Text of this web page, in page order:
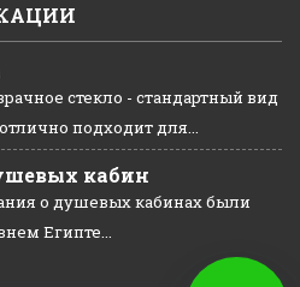
стекло - стандартный вид
подходит для...
кабин
о душевых кабинах были
Египте...